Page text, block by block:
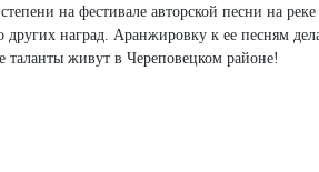
на фестивале авторской песни на
других наград. Аранжировку к ее песням
живут в Череповецком районе!